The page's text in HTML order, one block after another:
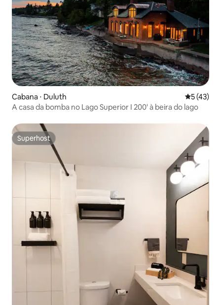
Cabana ⋅ Duluth 5 de uma
5 (43)
A casa da bomba no Lago Superior I 200' à beira do lago
Superhost
Superhost